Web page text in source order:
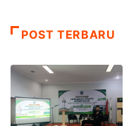
POST TERBARU